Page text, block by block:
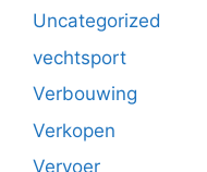
Uncategorized
vechtsport
Verbouwing
Verkopen
Vervoer